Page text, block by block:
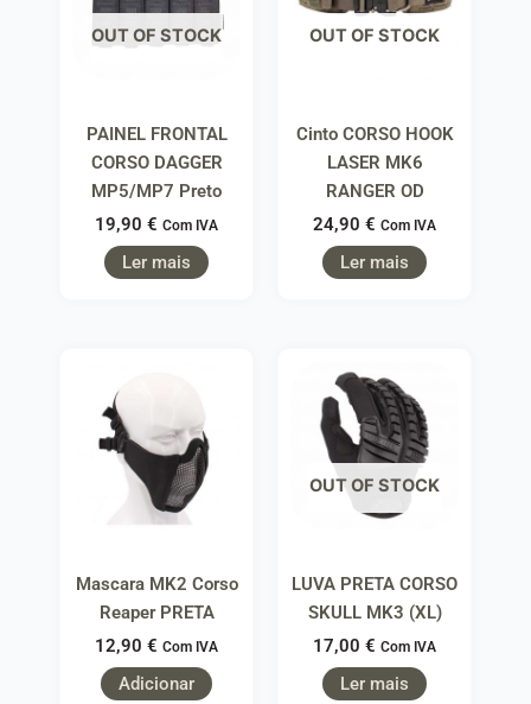
OUT OF STOCK
PAINEL FRONTAL
CORSO DAGGER
MP5/MP7 Preto
19,90 € Com IVA
Ler mais
OUT OF STOCK
Cinto CORSO HOOK
LASER MK6
RANGER OD
24,90 € Com IVA
Ler mais
Mascara MK2 Corso
Reaper PRETA
12,90 € Com IVA
Adicionar
OUT OF STOCK
LUVA PRETA CORSO
SKULL MK3 (XL)
17,00 € Com IVA
Ler mais